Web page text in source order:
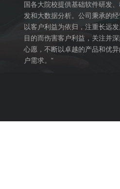
国各大院校提供基础软件研发
发和大数据分析。公司秉承的经
以客户利益为依归，注重长远
目的而伤害客户利益，关注并
心愿，不断以卓越的产品和优
户需求。”